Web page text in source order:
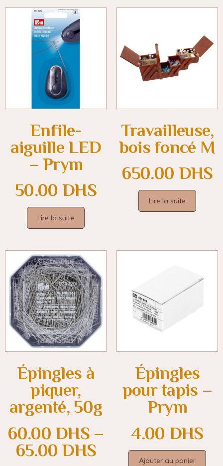
Enfile-
aiguille LED
– Prym
50.00 DHS
Lire la suite
Travailleuse,
bois foncé M
650.00 DHS
Lire la suite
Épingles à
piquer,
argenté, 50g
60.00 DHS –
65.00 DHS
Épingles
pour tapis –
Prym
4.00 DHS
Ajouter au panier